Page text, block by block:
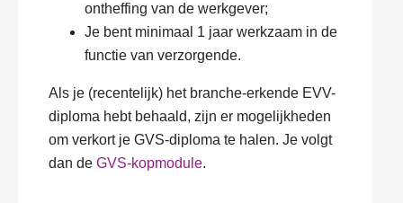
ontheffing van de werkgever;
Je bent minimaal 1 jaar werkzaam in de
functie van verzorgende.
Als je (recentelijk) het branche-erkende EVV-
diploma hebt behaald, zijn er mogelijkheden
om verkort je GVS-diploma te halen. Je volgt
dan de GVS-kopmodule.